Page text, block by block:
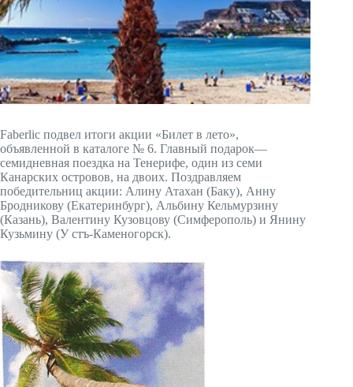
Faberlic подвел итоги акции «Билет в лето»,
объявленной в каталоге № 6. Главный подарок—
семидневная поездка на Тенерифе, один из семи
Канарских островов, на двоих. Поздравляем
победительниц акции: Алину Атахан (Баку), Анну
Бродникову (Екатеринбург), Альбину Кельмурзину
(Казань), Валентину Кузовцову (Симферополь) и Янину
Кузьмину (У стъ-Каменогорск).